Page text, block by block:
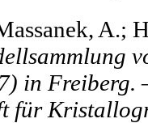
A.;
in Freiberg.
für